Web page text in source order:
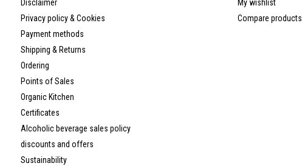
Disclaimer
Privacy policy & Cookies
Payment methods
Shipping & Returns
Ordering
Points of Sales
Organic Kitchen
Certificates
Alcoholic beverage sales policy
discounts and offers
Sustainability
My wishlist
Compare products